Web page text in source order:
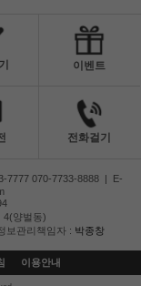
이벤트
전화걸기
7777 070-7733-8888 | E-
4(양벌동)
보관리책임자 : 박종창
이용안내